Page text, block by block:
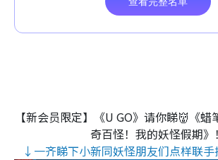
【新会员限定】《U GO》请你睇👹《
奇百怪！我的妖怪假期》！
↓一齐睇下小新同妖怪朋友们点样联